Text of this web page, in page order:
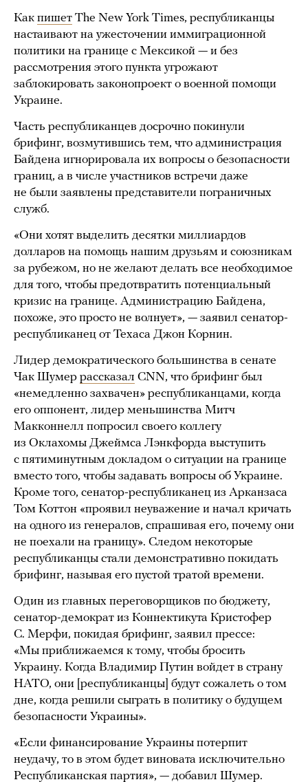
Как пишет The New York Times, республиканцы
настаивают на ужесточении иммиграционной
политики на границе с Мексикой — и без
рассмотрения этого пункта угрожают
заблокировать законопроект о военной помощи
Украине.
Часть республиканцев досрочно покинули
брифинг, возмутившись тем, что администрация
Байдена игнорировала их вопросы о безопасности
границ, а в числе участников встречи даже
не были заявлены представители пограничных
служб.
«Они хотят выделить десятки миллиардов
долларов на помощь нашим друзьям и союзникам
за рубежом, но не желают делать все необходимое
для того, чтобы предотвратить потенциальный
кризис на границе. Администрацию Байдена,
похоже, это просто не волнует», — заявил сенатор-
республиканец от Техаса Джон Корнин.
Лидер демократического большинства в сенате
Чак Шумер рассказал CNN, что брифинг был
«немедленно захвачен» республиканцами, когда
его оппонент, лидер меньшинства Митч
Макконнелл попросил своего коллегу
из Оклахомы Джеймса Лэнкфорда выступить
с пятиминутным докладом о ситуации на границе
вместо того, чтобы задавать вопросы об Украине.
Кроме того, сенатор-республиканец из Арканзаса
Том Коттон «проявил неуважение и начал кричать
на одного из генералов, спрашивая его, почему они
не поехали на границу». Следом некоторые
республиканцы стали демонстративно покидать
брифинг, называя его пустой тратой времени.
Один из главных переговорщиков по бюджету,
сенатор-демократ из Коннектикута Кристофер
С. Мерфи, покидая брифинг, заявил прессе:
«Мы приближаемся к тому, чтобы бросить
Украину. Когда Владимир Путин войдет в страну
НАТО, они [республиканцы] будут сожалеть о том
дне, когда решили сыграть в политику о будущем
безопасности Украины».
«Если финансирование Украины потерпит
неудачу, то в этом будет виновата исключительно
Республиканская партия», — добавил Шумер.